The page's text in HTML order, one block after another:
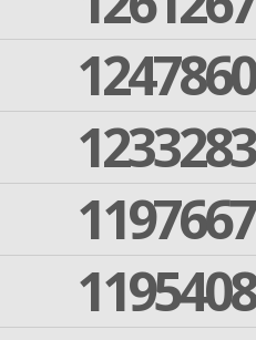
1247860
1233283
1197667
1195408